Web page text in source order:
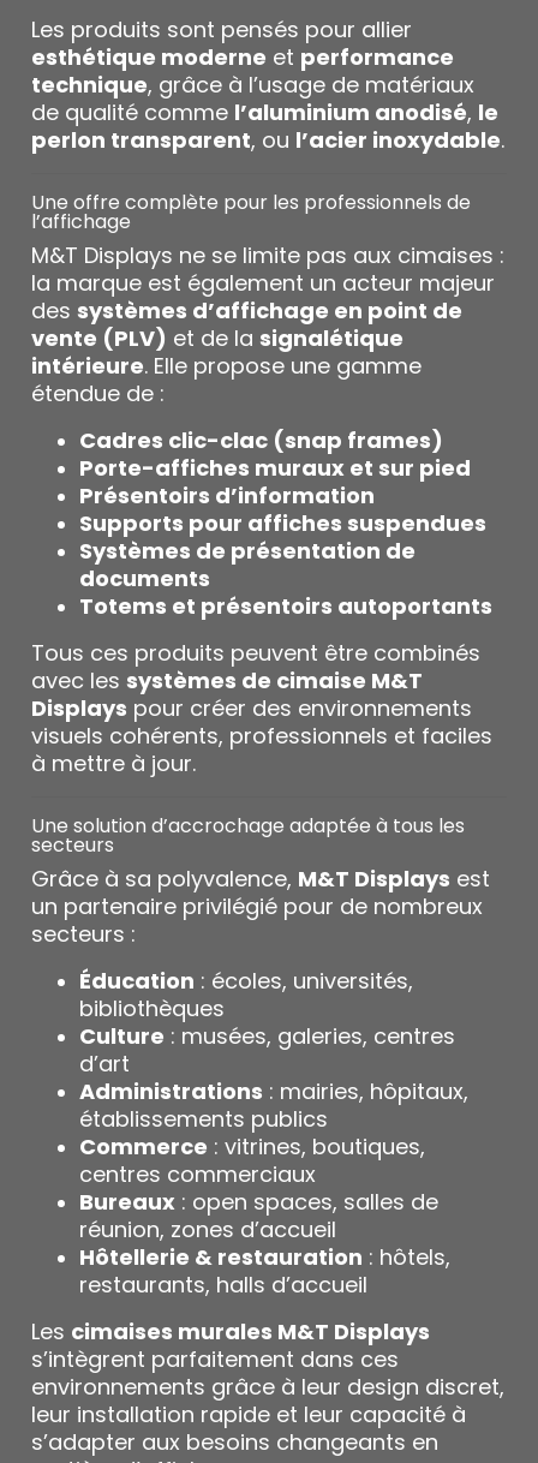
Les produits sont pensés pour allier
esthétique moderne et performance
technique, grâce à l’usage de matériaux
de qualité comme l’aluminium anodisé, le
perlon transparent, ou l’acier inoxydable.
Une offre complète pour les professionnels de
l’affichage
M&T Displays ne se limite pas aux cimaises :
la marque est également un acteur majeur
des systèmes d’affichage en point de
vente (PLV) et de la signalétique
intérieure. Elle propose une gamme
étendue de :
Cadres clic-clac (snap frames)
Porte-affiches muraux et sur pied
Présentoirs d’information
Supports pour affiches suspendues
Systèmes de présentation de
documents
Totems et présentoirs autoportants
Tous ces produits peuvent être combinés
avec les systèmes de cimaise M&T
Displays pour créer des environnements
visuels cohérents, professionnels et faciles
à mettre à jour.
Une solution d’accrochage adaptée à tous les
secteurs
Grâce à sa polyvalence, M&T Displays est
un partenaire privilégié pour de nombreux
secteurs :
Éducation : écoles, universités,
bibliothèques
Culture : musées, galeries, centres
d’art
Administrations : mairies, hôpitaux,
établissements publics
Commerce : vitrines, boutiques,
centres commerciaux
Bureaux : open spaces, salles de
réunion, zones d’accueil
Hôtellerie & restauration : hôtels,
restaurants, halls d’accueil
Les cimaises murales M&T Displays
s’intègrent parfaitement dans ces
environnements grâce à leur design discret,
leur installation rapide et leur capacité à
s’adapter aux besoins changeants en